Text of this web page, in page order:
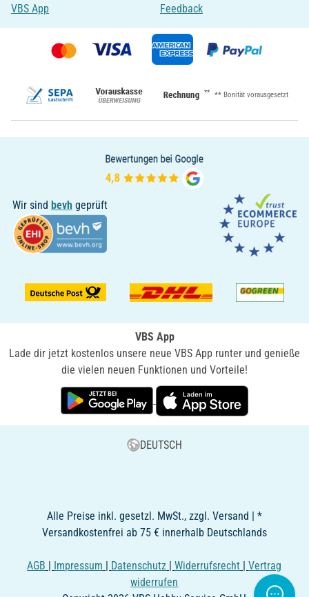
VBS App
Feedback
** ** Bonität vorausgesetzt
Wir sind bevh geprüft
VBS App
Lade dir jetzt kostenlos unsere neue VBS App runter und genieße
die vielen neuen Funktionen und Vorteile!
DEUTSCH
Alle Preise inkl. gesetzl. MwSt., zzgl. Versand | *
Versandkostenfrei ab 75 € innerhalb Deutschlands
AGB | Impressum | Datenschutz |Widerrufsrecht |Vertrag
widerrufen